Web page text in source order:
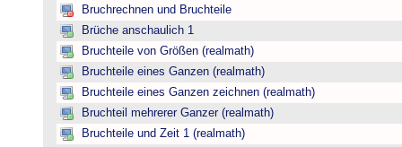
Bruchrechnen und Bruchteile
Brüche anschaulich 1
Bruchteile von Größen (realmath)
Bruchteile eines Ganzen (realmath)
Bruchteile eines Ganzen zeichnen (realmath)
Bruchteil mehrerer Ganzer (realmath)
Bruchteile und Zeit 1 (realmath)